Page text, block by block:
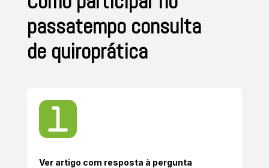
passatempo consulta
de quiroprática
Ver artigo com resposta à pergunta